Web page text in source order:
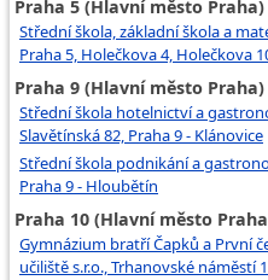
Praha 5 (Hlavní město Praha)
Střední škola, základní škola a
Praha 5, Holečkova 4, Holečkova
Praha 9 (Hlavní město Praha)
Střední škola hotelnictví a
Slavětínská 82, Praha 9 - Klánovice
Střední škola podnikání a
Praha 9 - Hloubětín
Praha 10 (Hlavní město
Gymnázium bratří Čapků a První
učiliště s.r.o., Trhanovské náměstí